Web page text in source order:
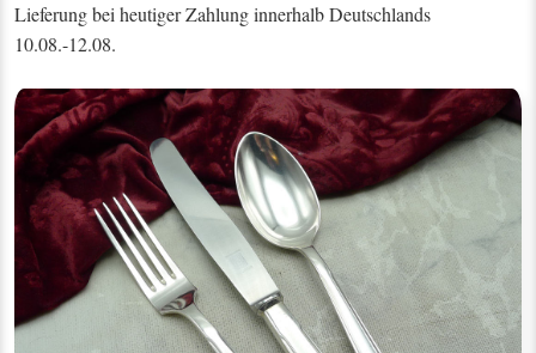
Lieferung bei heutiger Zahlung innerhalb Deutschlands
10.08.-12.08.